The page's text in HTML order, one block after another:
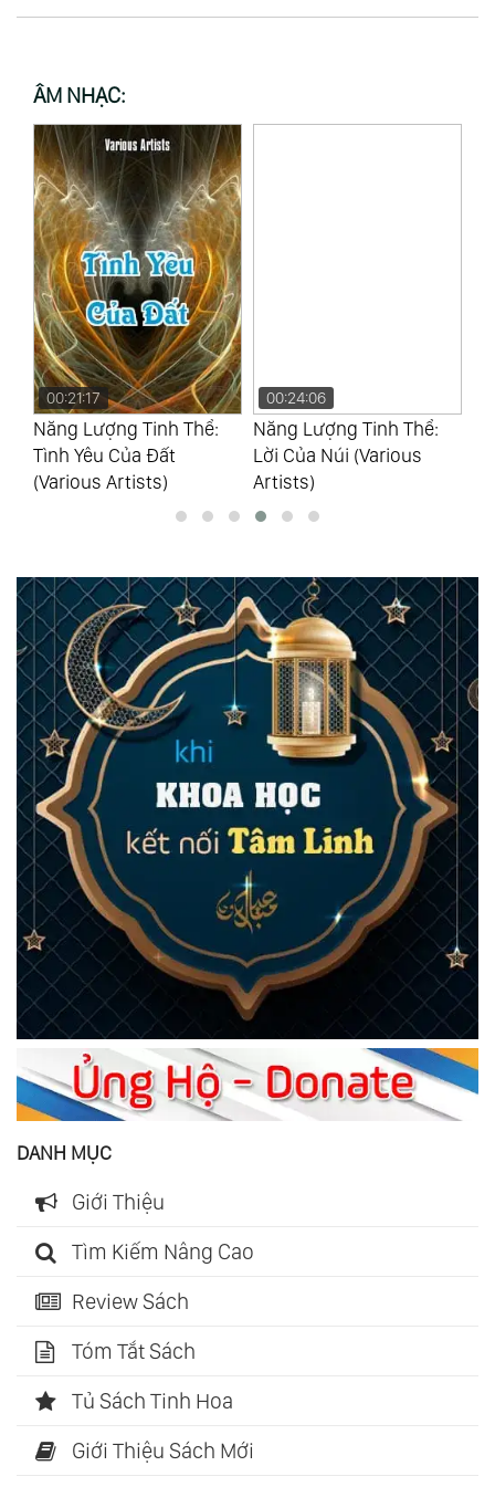
ÂM NHẠC:
00:21:17
Năng Lượng Tinh Thể:
Tình Yêu Của Đất
(Various Artists)
00:24:06
Năng Lượng Tinh Thể:
Lời Của Núi (Various
Artists)
DANH MỤC
Giới Thiệu
Tìm Kiếm Nâng Cao
Review Sách
Tóm Tắt Sách
Tủ Sách Tinh Hoa
Giới Thiệu Sách Mới